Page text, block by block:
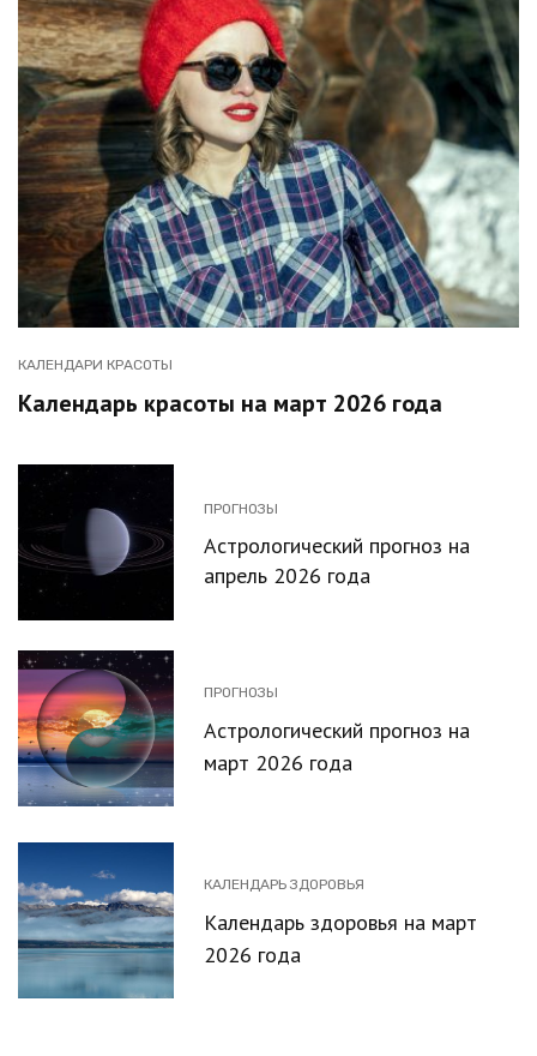
ПРОГНОЗЫ
Астрологический прогноз на
апрель 2026 года
ПРОГНОЗЫ
Астрологический прогноз на
март 2026 года
КАЛЕНДАРЬ ЗДОРОВЬЯ
Календарь здоровья на март
2026 года
КАЛЕНДАРИ КРАСОТЫ
Календарь красоты на март 2026 года